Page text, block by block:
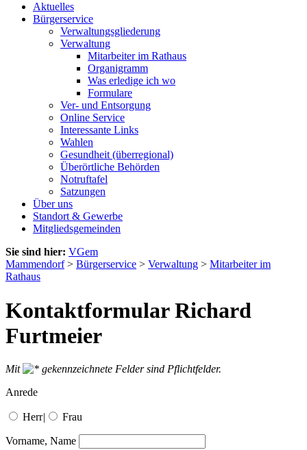
Aktuelles
Bürgerservice
Verwaltungsgliederung
Verwaltung
Mitarbeiter im Rathaus
Organigramm
Was erledige ich wo
Formulare
Ver- und Entsorgung
Online Service
Interessante Links
Wahlen
Gesundheit (überregional)
Überörtliche Behörden
Notruftafel
Satzungen
Über uns
Standort & Gewerbe
Mitgliedsgemeinden
Sie sind hier: VGem
Mammendorf> Bürgerservice > Verwaltung > Mitarbeiter im
Rathaus
Kontaktformular Richard
Furtmeier
Mit
gekennzeichnete Felder sind Pflichtfelder.
Anrede
Herr| Frau
Vorname, Name